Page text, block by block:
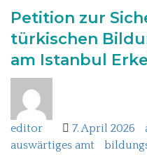
Petition zur
türkischen
am Istanbul
editor 7. April 2026
auswärtiges amt